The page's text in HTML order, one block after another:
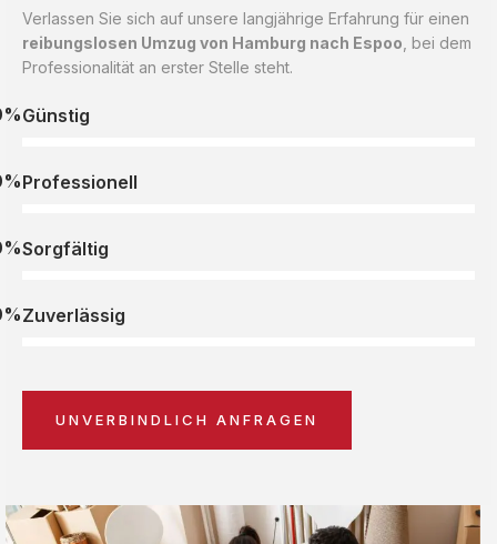
Verlassen Sie sich auf unsere langjährige Erfahrung für einen
reibungslosen Umzug von Hamburg nach Espoo , bei dem
Professionalität an erster Stelle steht.
Günstig
Professionell
Sorgfältig
Zuverlässig
UNVERBINDLICH ANFRAGEN